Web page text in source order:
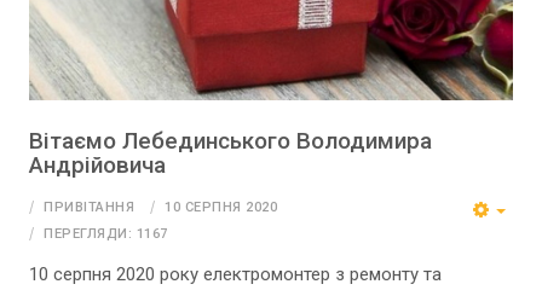
Вітаємо Лебединського Володимира
Андрійовича
ПРИВІТАННЯ
10 СЕРПНЯ 2020
ПЕРЕГЛЯДИ: 1167
10 серпня 2020 року електромонтер з ремонту та